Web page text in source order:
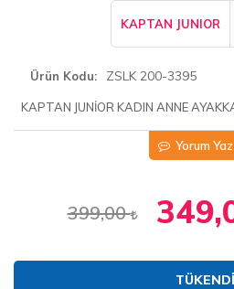
KAPTAN JUNIOR
Ürün Kodu ZSLK 200-3395
KAPTAN JUNİOR KADIN ANNE
Yorum Yaz
399,00
TÜKENDI